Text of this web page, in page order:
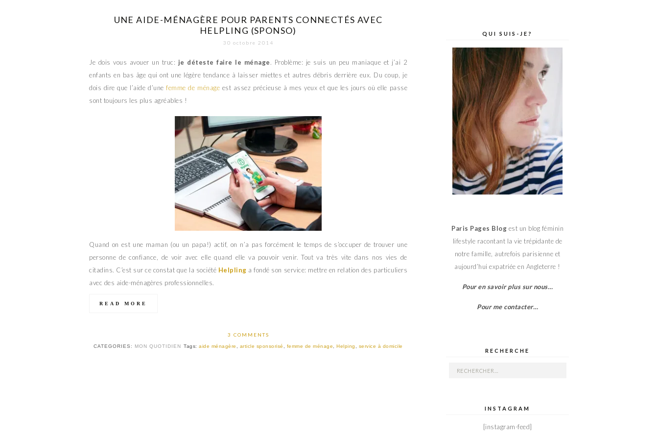
UNE AIDE-MÉNAGÈRE POUR PARENTS CONNECTÉS AVEC
HELPLING (SPONSO)
30 octobre 2014
Je dois vous avouer un truc: je déteste faire le ménage. Problème: je suis un peu maniaque et j’ai 2
enfants en bas âge qui ont une légère tendance à laisser miettes et autres débris derrière eux. Du coup, je
dois dire que l’aide d’unefemme de ménage est assez précieuse à mes yeux et que les jours où elle passe
sont toujours les plus agréables !
Quand on est une maman (ou un papa!) actif, on n’a pas forcément le temps de s’occuper de trouver une
personne de confiance, de voir avec elle quand elle va pouvoir venir. Tout va très vite dans nos vies de
citadins. C’est sur ce constat que la société Helpling a fondé son service: mettre en relation des particuliers
avec des aide-ménagères professionnelles.
READ MORE
3 COMMENTS
CATEGORIES: MON QUOTIDIEN Tags:aide ménagère article sponsorisé femme de ménage ,Helping service à domicile
QUI SUIS-JE?
Paris Pages Blog est un blog féminin
lifestyle racontant la vie trépidante de
notre famille, autrefois parisienne et
aujourd’hui expatriée en Angleterre !
Pour en savoir plus sur nous…
Pour me contacter…
RECHERCHE
Rechercher :
INSTAGRAM
[instagram-feed]